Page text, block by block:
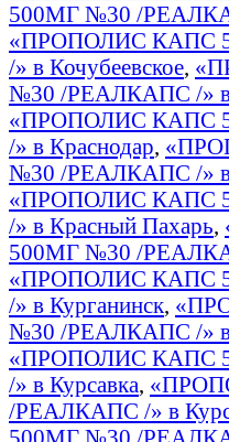
500МГ №30 /
«ПРОПОЛИС КАПС
/» в Кочубеевское,
№30 /РЕАЛКАПС /» в
«ПРОПОЛИС КАПС
/» в Краснодар,
№30 /РЕАЛКАПС /» в
«ПРОПОЛИС КАПС
/» в Красный Пахарь,
500МГ №30 /
«ПРОПОЛИС КАПС
/» в Курганинск,
№30 /РЕАЛКАПС /» в
«ПРОПОЛИС КАПС
/» в Курсавка,
/РЕАЛКАПС /» в
500МГ №30 /